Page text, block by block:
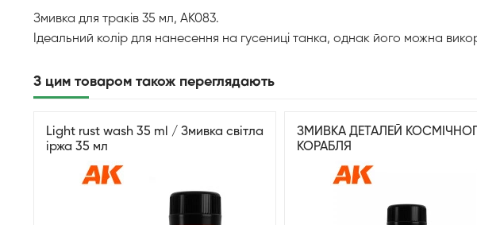
Змивка для траків 35 мл, AK083.
Ідеальний колір для нанесення на гусениці танка, однак його можна
З цим товаром також переглядають
Light rust wash 35 ml / Змивка світла
іржа 35 мл
ЗМИВКА ДЕТАЛЕЙ
КОРАБЛЯ